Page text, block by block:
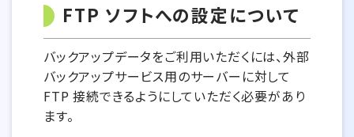
FTP ソフトへの設定について
バックアップデータをご利用いただくには、外部
バックアップサービス用のサーバーに対して
FTP 接続できるようにしていただく必要があり
ます。